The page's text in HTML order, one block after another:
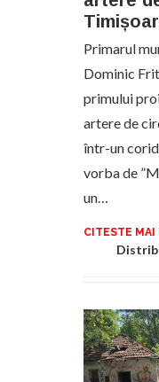
Primarul
Dominic
primului
artere de
într-un
vorba de
un…
CITESTE MAI